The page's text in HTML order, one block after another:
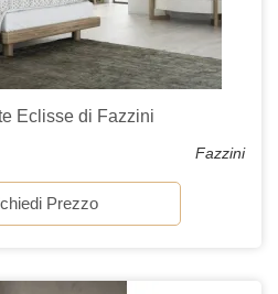
Eclisse di Fazzini
Fazzini
Prezzo